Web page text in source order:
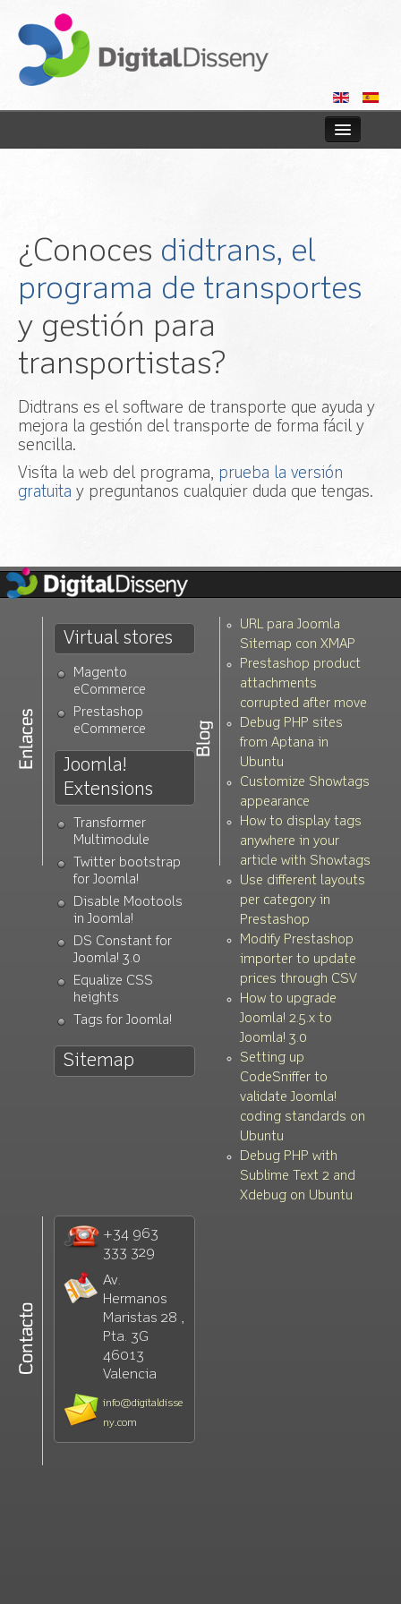
Blog
Contact us
¿Conoces didtrans, el
programa de transportes
y gestión para
transportistas?
Didtrans es el software de transporte que ayuda y
mejora la gestión del transporte de forma fácil y
sencilla.
Visíta la web del programa, prueba la versión
gratuita y preguntanos cualquier duda que tengas.
Virtual stores
Magento
eCommerce
Prestashop
eCommerce
Joomla!
Extensions
Transformer
Multimodule
Twitter bootstrap
for Joomla!
Disable Mootools
in Joomla!
DS Constant for
Joomla! 3.0
Equalize CSS
heights
Tags for Joomla!
Sitemap
URL para Joomla
Sitemap con XMAP
Prestashop product
attachments
corrupted after move
Debug PHP sites
from Aptana in
Ubuntu
Customize Showtags
appearance
How to display tags
anywhere in your
article with Showtags
Use different layouts
per category in
Prestashop
Modify Prestashop
importer to update
prices through CSV
How to upgrade
Joomla! 2.5.x to
Joomla! 3.0
Setting up
CodeSniffer to
validate Joomla!
coding standards on
Ubuntu
Debug PHP with
Sublime Text 2 and
Xdebug on Ubuntu
+34 963
333 329
Av.
Hermanos
Maristas 28 ,
Pta. 3G
46013
Valencia
info@digitaldisse
ny.com